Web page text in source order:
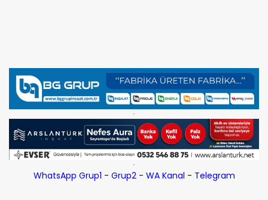
WhatsApp Grup1 - Grup2- WA Kanal - Telegram